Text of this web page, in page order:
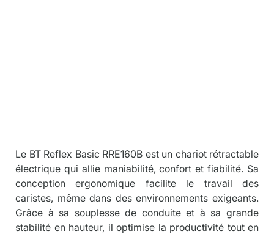
Le BT Reflex Basic RRE160B est un chariot rétractable
électrique qui allie maniabilité, confort et fiabilité. Sa
conception ergonomique facilite le travail des
caristes, même dans des environnements exigeants.
Grâce à sa souplesse de conduite et à sa grande
stabilité en hauteur, il optimise la productivité tout en